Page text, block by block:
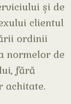
și de
clientul
ordinii
normelor de
fără
achitate.